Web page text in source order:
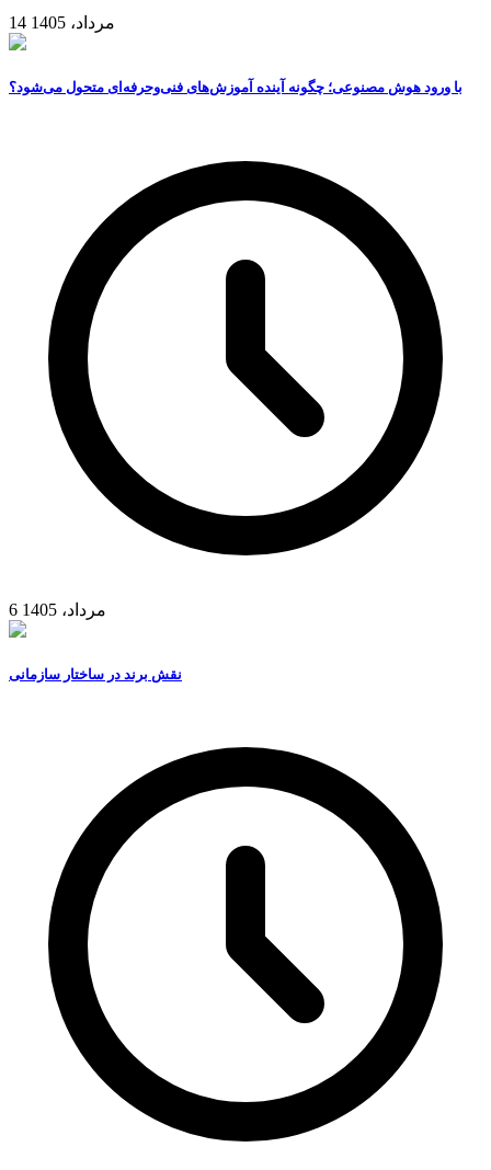
14 مرداد، 1405
با ورود هوش مصنوعی؛ چگونه آینده آموزش‌های فنی‌وحرفه‌ای متحول می‌شود؟
6 مرداد، 1405
نقش برند در ساختار سازمانی